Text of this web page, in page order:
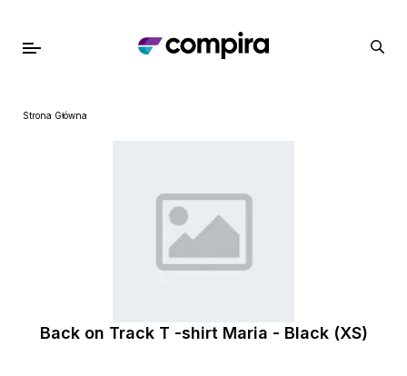
Strona Główna
Back on Track T -shirt Maria - Black (XS)